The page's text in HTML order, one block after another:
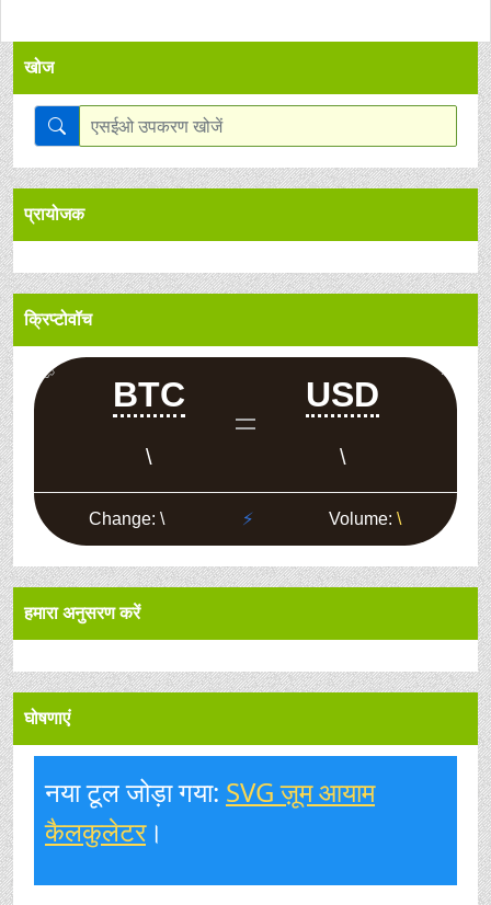
खोज
प्रायोजक
क्रिप्टोवॉच
हमारा अनुसरण करें
घोषणाएं
नया टूल जोड़ा गया: SVG ज़ूम आयाम
कैलकुलेटर।